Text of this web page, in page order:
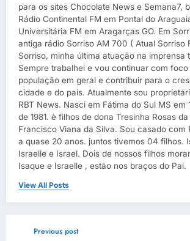
para os sites Chocolate News e Semana7,
Rádio Continental FM em Pontal do
Universitária FM em Aragarças GO. Em
antiga rádio Sorriso AM 700 ( Atual Sorriso
Sorriso, minha última atuação na imprensa
Sempre trabalhei e vou continuar com
população em geral e contribuir para o
cidade e do país. Atualmente sou
RBT News. Nasci em Fátima do Sul MS em
de 1981. è filhos de dona Tresinha Rosas
Francisco Viana da Silva. Sou casado com
a quase 20 anos. juntos tivemos 04 filhos.
Israelle e Israel. Dois de nossos filhos
Isaque e Israelle , estão nos braços do Pai.
View All Posts
Previous post